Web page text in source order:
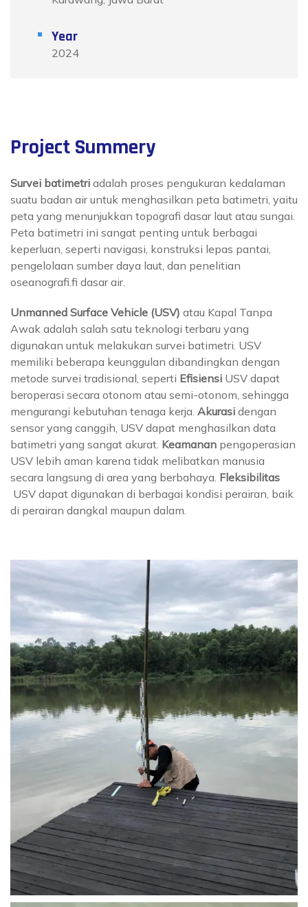
Year
2024
Project Summery
Survei batimetri adalah proses pengukuran kedalaman
suatu badan air untuk menghasilkan peta batimetri, yaitu
peta yang menunjukkan topografi dasar laut atau sungai.
Peta batimetri ini sangat penting untuk berbagai
keperluan, seperti navigasi, konstruksi lepas pantai,
pengelolaan sumber daya laut, dan penelitian
oseanografi.fi dasar air.
Unmanned Surface Vehicle (USV) atau Kapal Tanpa
Awak adalah salah satu teknologi terbaru yang
digunakan untuk melakukan survei batimetri. USV
memiliki beberapa keunggulan dibandingkan dengan
metode survei tradisional, seperti Efisiensi USV dapat
beroperasi secara otonom atau semi-otonom, sehingga
mengurangi kebutuhan tenaga kerja. Akurasi dengan
sensor yang canggih, USV dapat menghasilkan data
batimetri yang sangat akurat. Keamanan pengoperasian
USV lebih aman karena tidak melibatkan manusia
secara langsung di area yang berbahaya. Fleksibilitas
USV dapat digunakan di berbagai kondisi perairan, baik
di perairan dangkal maupun dalam.